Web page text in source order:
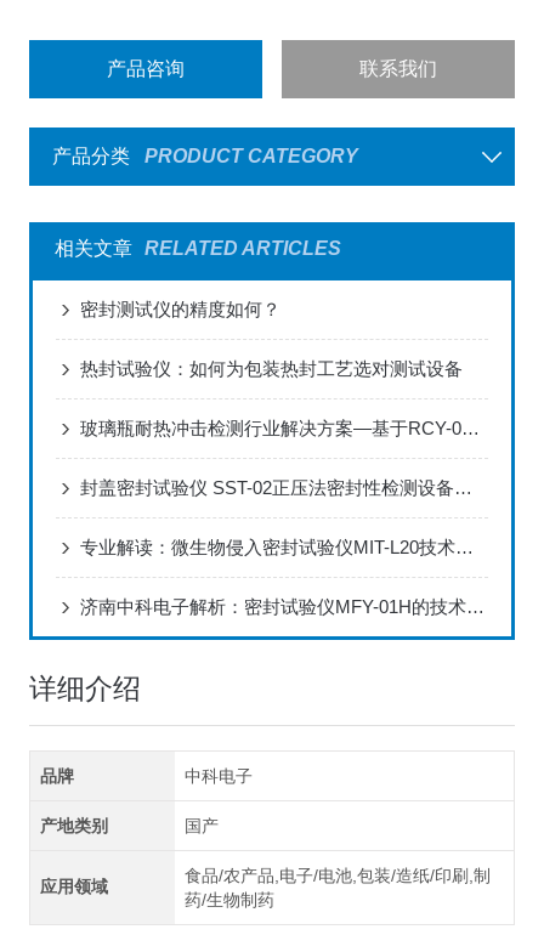
产品咨询 联系我们
产品分类 PRODUCT CATEGORY
相关文章 RELATED ARTICLES
密封测试仪的精度如何？
热封试验仪：如何为包装热封工艺选对测试设备
玻璃瓶耐热冲击检测行业解决方案—基于RCY-03试验仪的全场景应用实践
封盖密封试验仪 SST-02正压法密封性检测设备应用说明
专业解读：微生物侵入密封试验仪MIT-L20技术优势与应用解析
济南中科电子解析：密封试验仪MFY-01H的技术特性与应用优势
详细介绍
品牌 中科电子
产地类别 国产
应用领域
食品/农产品,电子/电池,包装/造纸/印刷,制
药/生物制药